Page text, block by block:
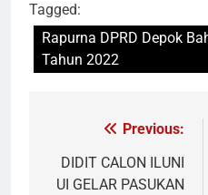
Tagged:
Rapurna DPRD Depok
Tahun 2022
Navigasi
pos
Previous:
DIDIT CALON ILUNI
UI GELAR PASUKAN